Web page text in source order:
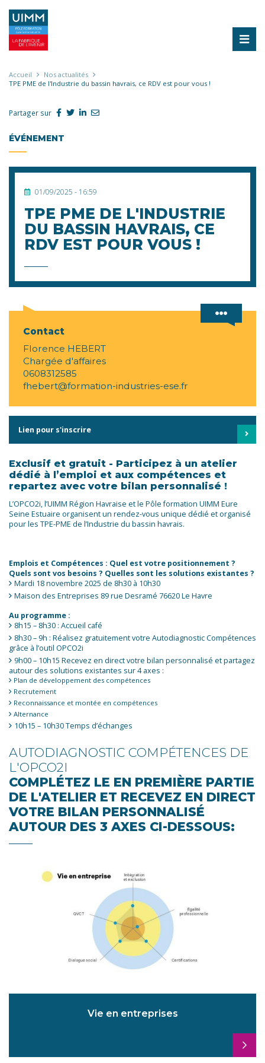
contenu
principal
Fil
Accueil
Nos actualités
TPE PME de l'Industrie du bassin havrais, ce RDV est pour vous !
ÉVÉNEMENT
01/09/2025 - 16:59
TPE PME DE L'INDUSTRIE
DU BASSIN HAVRAIS, CE
RDV EST POUR VOUS !
Partager sur
Contact
Florence HEBERT
Chargée d'affaires
0608312585
fhebert@formation-industries-ese.fr
Lien pour s'inscrire
Exclusif et gratuit - Participez à un atelier
dédié à l’emploi et aux compétences et
repartez avec votre bilan personnalisé !
L’OPCO2i, l’UIMM Région Havraise et le Pôle formation UIMM Eure
Seine Estuaire organisent un rendez-vous unique dédié et organisé
pour les TPE-PME de l’Industrie du bassin havrais.
Emplois et Compétences : Quel est votre positionnement ?
Quels sont vos besoins ? Quelles sont les solutions existantes ?
Mardi 18 novembre 2025 de 8h30 à 10h30
Maison des Entreprises 89 rue Desramé 76620 Le Havre
Au programme :
8h15 – 8h30 : Accueil café
8h30 – 9h : Réalisez gratuitement votre Autodiagnostic Compétences
grâce à l’outil OPCO2i
9h00 – 10h15 Recevez en direct votre bilan personnalisé et partagez
autour des solutions existantes sur 4 axes :
Plan de développement des compétences
Recrutement
Reconnaissance et montée en compétences
Alternance
10h15 – 10h30 Temps d’échanges
AUTODIAGNOSTIC COMPÉTENCES DE
L'OPCO2I
COMPLÉTEZ LE EN PREMIÈRE PARTIE
DE L'ATELIER ET RECEVEZ EN DIRECT
VOTRE BILAN PERSONNALISÉ
AUTOUR DES 3 AXES CI-DESSOUS:
Vie en entreprises